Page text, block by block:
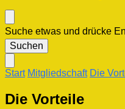
Suchst
du
nach
Suche etwas und drücke
Start Mitgliedschaft Die
Die Vorteile